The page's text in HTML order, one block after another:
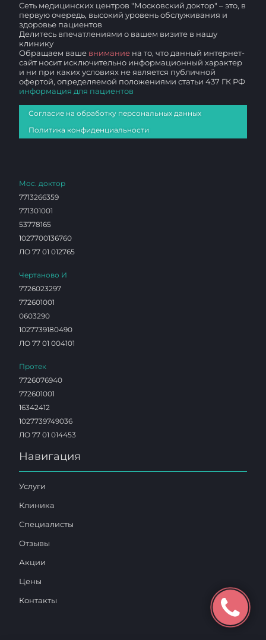
Сеть медицинских центров "Московский доктор" – это, в
первую очередь, высокий уровень обслуживания и
здоровье пациентов
Делитесь впечатлениями о вашем визите в нашу
клинику
Обращаем ваше внимание на то, что данный интернет-
сайт носит исключительно информационный характер
и ни при каких условиях не является публичной
офертой, определяемой положениями статьи 437 ГК РФ
информация для пациентов
Согласие на обработку персональных данных
Политика конфиденциальности
Мос. доктор
7713266359
771301001
53778165
1027700136760
ЛО 77 01 012765
Чертаново И
7726023297
772601001
0603290
1027739180490
ЛО 77 01 004101
Протек
7726076940
772601001
16342412
1027739749036
ЛО 77 01 014453
Навигация
Услуги
Клиника
Специалисты
Отзывы
Акции
Цены
Контакты